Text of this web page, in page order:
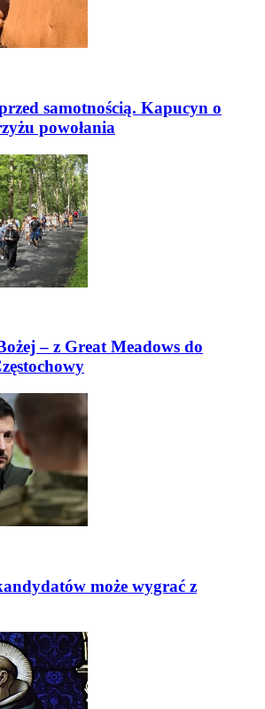
samotnością. Kapucyn o
powołania
– z Great Meadows do
może wygrać z